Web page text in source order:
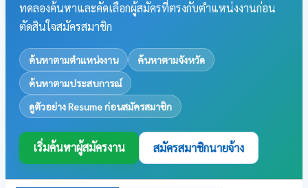
ทดลองค้นหาและคัดเลือกผู้สมัครที่ตรงกับตำแหน่งงานก่อน
ตัดสินใจสมัครสมาชิก
ค้นหาตามตำแหน่งงาน
ค้นหาตามจังหวัด
ค้นหาตามประสบการณ์
ดูตัวอย่าง Resume ก่อนสมัครสมาชิก
เริ่มค้นหาผู้สมัครงาน สมัครสมาชิกนายจ้าง